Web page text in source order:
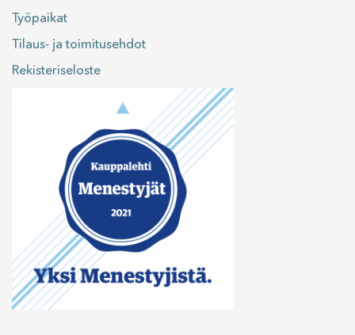
Työpaikat
Tilaus- ja toimitusehdot
Rekisteriseloste